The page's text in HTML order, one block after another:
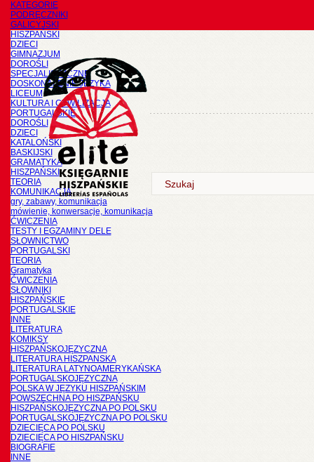
KATEGORIE
PODRĘCZNIKI
GALICYJSKI
HISZPAŃSKI
DZIECI
GIMNAZJUM
DOROŚLI
SPECJALISTYCZNE
DOSKONALENIE JĘZYKA
LICEUM
KULTURA I CYWILIZACJA
PORTUGALSKIE
DOROŚLI
DZIECI
KATALOŃSKI
BASKIJSKI
GRAMATYKA
HISZPAŃSKI
TEORIA
KOMUNIKACJA
gry, zabawy, komunikacja
mówienie, konwersacje, komunikacja
ĆWICZENIA
TESTY I EGZAMINY DELE
SŁOWNICTWO
PORTUGALSKI
TEORIA
Gramatyka
ĆWICZENIA
SŁOWNIKI
HISZPAŃSKIE
PORTUGALSKIE
INNE
LITERATURA
KOMIKSY
HISZPAŃSKOJĘZYCZNA
LITERATURA HISZPANSKA
LITERATURA LATYNOAMERYKAŃSKA
PORTUGALSKOJĘZYCZNA
POLSKA W JĘZYKU HISZPAŃSKIM
POWSZECHNA PO HISZPAŃSKU
HISZPAŃSKOJĘZYCZNA PO POLSKU
PORTUGALSKOJĘZYCZNA PO POLSKU
DZIECIĘCA PO POLSKU
DZIECIĘCA PO HISZPAŃSKU
BIOGRAFIE
INNE